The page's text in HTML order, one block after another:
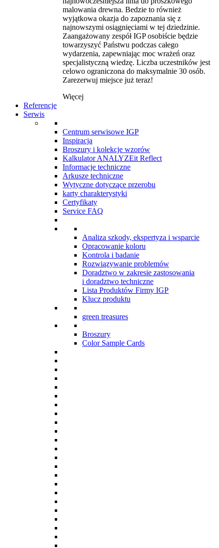
malowania drewna. Bedzie to również
wyjątkowa okazja do zapoznania się z
najnowszymi osiągnięciami w tej dziedzinie.
Zaangażowany zespół IGP osobiście będzie
towarzyszyć Państwu podczas całego
wydarzenia, zapewniając moc wrażeń oraz
specjalistyczną wiedzę. Liczba uczestników jest
celowo ograniczona do maksymalnie 30 osób.
Zarezerwuj miejsce już teraz!
Więcej
Referencje
Serwis
Centrum serwisowe IGP
Inspiracja
Broszury i kolekcje wzorów
Kalkulator ANALYZEit Reflect
Informacje techniczne
Arkusze techniczne
Wytyczne dotyczące przerobu
karty charakterystyki
Certyfikaty
Service FAQ
Analiza szkody, ekspertyza i wsparcie
Opracowanie koloru
Kontrola i badanie
Rozwiązywanie problemów
Doradztwo w zakresie zastosowania
i doradztwo techniczne
Lista Produktów Firmy IGP
Klucz produktu
green treasures
Broszury
Color Sample Cards